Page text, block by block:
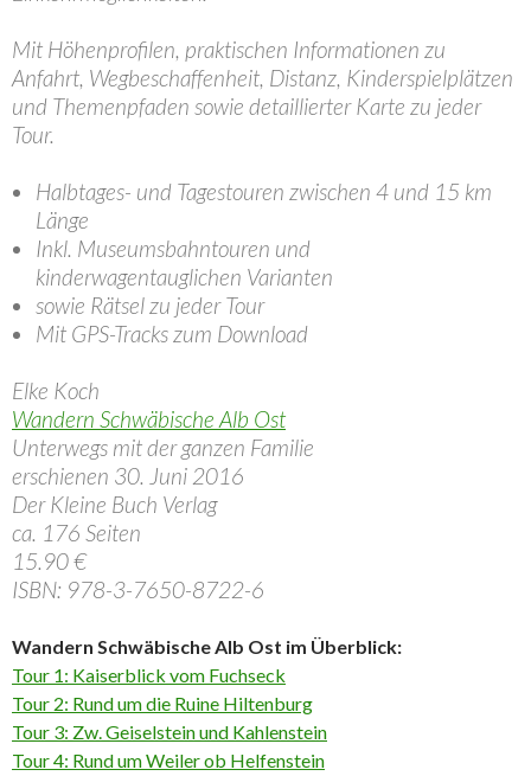
Mit Höhenprofilen, praktischen Informationen zu
Anfahrt, Wegbeschaffenheit, Distanz, Kinderspielplätzen
und Themenpfaden sowie detaillierter Karte zu jeder
Tour.
Halbtages- und Tagestouren zwischen 4 und 15 km
Länge
Inkl. Museumsbahntouren und
kinderwagentauglichen Varianten
sowie Rätsel zu jeder Tour
Mit GPS-Tracks zum Download
Elke Koch
Wandern Schwäbische Alb Ost
Unterwegs mit der ganzen Familie
erschienen 30. Juni 2016
Der Kleine Buch Verlag
ca. 176 Seiten
15.90 €
ISBN: 978-3-7650-8722-6
Wandern Schwäbische Alb Ost im Überblick:
Tour 1: Kaiserblick vom Fuchseck
Tour 2: Rund um die Ruine Hiltenburg
Tour 3: Zw. Geiselstein und Kahlenstein
Tour 4: Rund um Weiler ob Helfenstein